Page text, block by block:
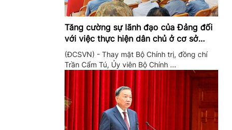
Tăng cường sự lãnh đạo của Đảng đối
với việc thực hiện dân chủ ở cơ sở
trong giai đoạn mới
(ĐCSVN) - Thay mặt Bộ Chính trị, đồng chí
Trần Cẩm Tú, Ủy viên Bộ Chính ...